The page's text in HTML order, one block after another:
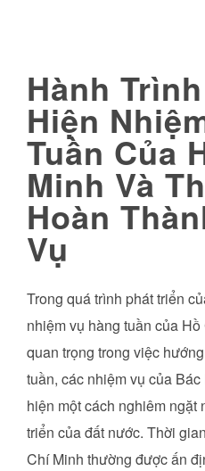
Hành
Hiện
Tuần Của
Minh Và
Hoàn
Vụ
Trong quá trình phát triển
nhiệm vụ hàng tuần của
quan trọng trong việc
tuần, các nhiệm vụ của
hiện một cách nghiêm ngặt
triển của đất nước. Thời
Chí Minh thường được ấn